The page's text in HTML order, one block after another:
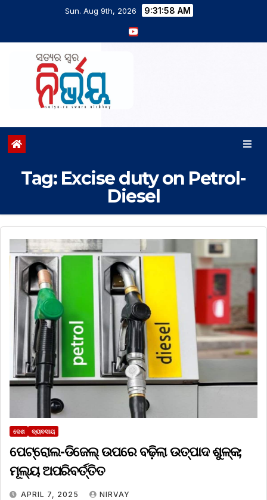
Sun. Aug 9th, 2026 9:31:59 AM
Tag: Excise duty on Petrol-
Diesel
ଦେଶ ବ୍ୟବସାୟ
ପେଟ୍ରୋଲ-ଡିଜେଲ୍ ଉପରେ ବଢ଼ିଲା ଉତ୍ପାଦ ଶୁଳ୍କ;
ମୂଲ୍ୟ ଅପରିବର୍ତ୍ତିତ
APRIL 7, 2025 NIRVAY